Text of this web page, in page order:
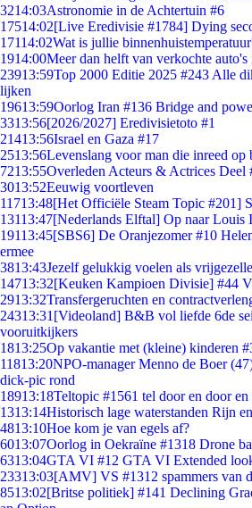
3214:03Astronomie in de Achtertuin #6
17514:02[Live Eredivisie #1784] Dying
17114:02Wat is jullie
1914:00Meer dan helft van verkochte
23913:59Top 2000 Editie 2025 #243 Alle
lijken
19613:59Oorlog Iran #136 Bridge and
3313:56[2026/2027] Eredivisietoto #1
21413:56Israel en Gaza #17
2513:56Levenslang voor man die inreed op
7213:55Overleden Acteurs & Actrices Deel
3013:52Eeuwig voortleven
11713:48[Het Officiële Steam Topic #201]
13113:47[Nederlands Elftal] Op naar Louis
19113:45[SBS6] De Oranjezomer #10
ermee
3813:43Jezelf gelukkig voelen als
14713:32[Keuken Kampioen Divisie] #44
2913:32Transfergeruchten en
24313:31 [Videoland] B&B vol liefde 6de
vooruitkijkers
1813:25Op vakantie met (kleine) kinderen
11813:20NPO-manager Menno de Boer
dick-pic rond
18913:18Teltopic #1561 tel door en door en
1313:14Historisch lage waterstanden Rijn
4813:10Hoe kom je van egels af?
6013:07Oorlog in Oekraïne #1318 Drone
6313:04GTA VI #12 GTA VI Extended
23313:03[AMV] VS #1312 spammers van
8513:02[Britse politiek] #141 Declining